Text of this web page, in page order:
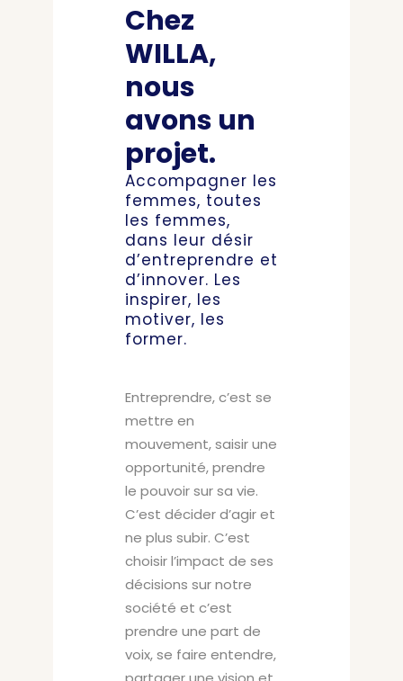
Chez
WILLA,
nous
avons un
projet.
Accompagner les
femmes, toutes
les femmes,
dans leur désir
d’entreprendre et
d’innover. Les
inspirer, les
motiver, les
former.
Entreprendre, c’est se
mettre en
mouvement, saisir une
opportunité, prendre
le pouvoir sur sa vie.
C’est décider d’agir et
ne plus subir. C’est
choisir l’impact de ses
décisions sur notre
société et c’est
prendre une part de
voix, se faire entendre,